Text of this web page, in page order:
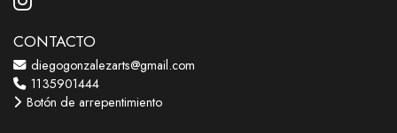
CONTACTO
diegogonzalezarts@gmail.com
1135901444
Botón de arrepentimiento